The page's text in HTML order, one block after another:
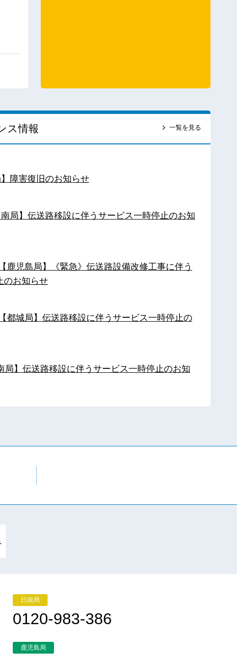
ス情報 一覧を見る
障害復旧のお知らせ
局】伝送路移設に伴うサービス一時停止のお知
鹿児島局】《緊急》伝送路設備改修工事に伴う
のお知らせ
都城局】伝送路移設に伴うサービス一時停止の
局】伝送路移設に伴うサービス一時停止のお知
日南局
0120-983-386
鹿児島局